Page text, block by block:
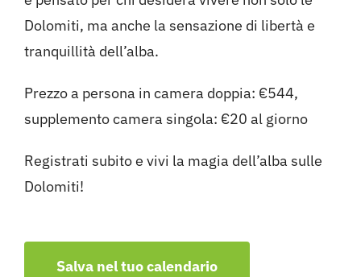
Dolomiti, ma anche la sensazione di libertà e
tranquillità dell’alba.
Prezzo a persona in camera doppia: €544,
supplemento camera singola: €20 al giorno
Registrati subito e vivi la magia dell’alba sulle
Dolomiti!
Salva nel tuo calendario